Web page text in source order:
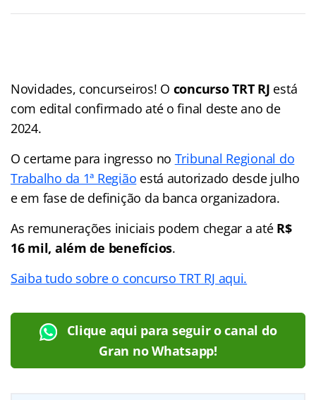
Novidades, concurseiros! O concurso TRT RJ está
com edital confirmado até o final deste ano de
2024.
O certame para ingresso no Tribunal Regional do
Trabalho da 1ª Região está autorizado desde julho
e em fase de definição da banca organizadora.
As remunerações iniciais podem chegar a até R$
16 mil, além de benefícios.
Saiba tudo sobre o concurso TRT RJ aqui.
Clique aqui para seguir o canal do
Gran no Whatsapp!